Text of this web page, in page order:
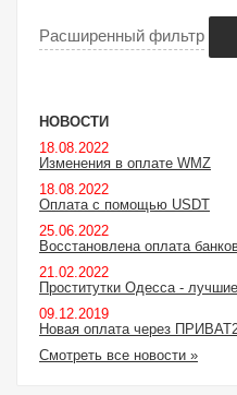
Расширенный фильтр
НОВОСТИ
18.08.2022
Изменения в оплате WMZ
18.08.2022
Оплата с помощью USDT
25.06.2022
Восстановлена оплата
21.02.2022
Проститутки Одесса - лучшие
09.12.2019
Новая оплата через
Смотреть все новости »